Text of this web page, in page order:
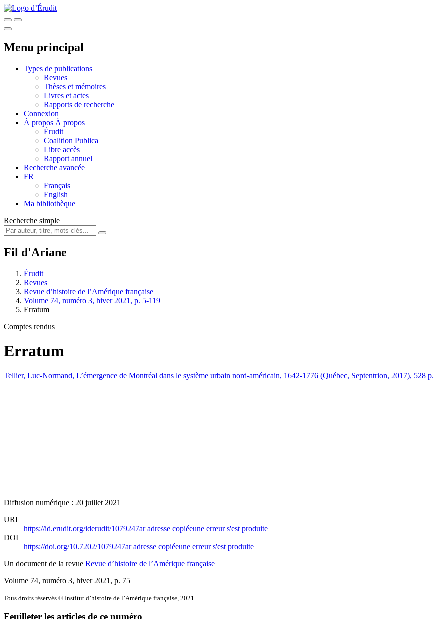
Menu principal
Types de publications
Revues
Thèses et mémoires
Livres et actes
Rapports de recherche
Connexion
À propos À propos
Érudit
Coalition Publica
Libre accès
Rapport annuel
Recherche avancée
FR
Français
English
Ma bibliothèque
Recherche simple
Fil d'Ariane
Érudit
Revues
Revue d’histoire de l’Amérique française
Volume 74, numéro 3, hiver 2021, p. 5-119
Erratum
Comptes rendus
Erratum
Tellier, Luc-Normand, L’émergence de Montréal dans le système urbain nord-américain, 1642-1776 (Québec, Septentrion, 2017), 528 p.
Diffusion numérique : 20 juillet 2021
URI
https://id.erudit.org/iderudit/1079247aradresse copiéeune erreur s'est produite
DOI
https://doi.org/10.7202/1079247aradresse copiéeune erreur s'est produite
Un document de la revue Revue d’histoire de l’Amérique française
Volume 74, numéro 3, hiver 2021 , p. 75
Tous droits réservés © Institut d’histoire de l’Amérique française, 2021
Feuilleter les articles de ce numéro